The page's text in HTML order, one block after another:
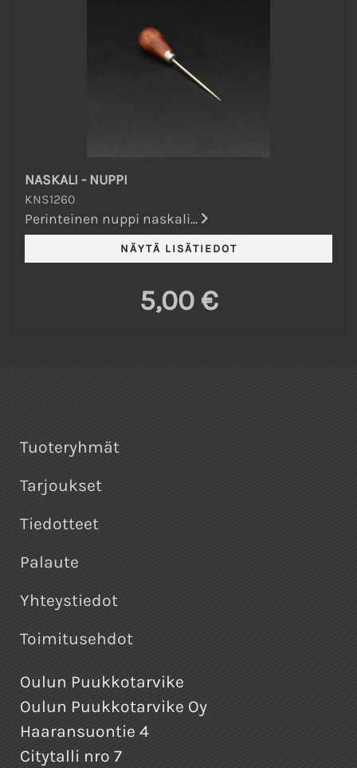
NASKALI - NUPPI
KNS1260
Perinteinen nuppi naskali...
5,00 €
Tuoteryhmät
Tarjoukset
Tiedotteet
Palaute
Yhteystiedot
Toimitusehdot
Oulun Puukkotarvike
Oulun Puukkotarvike Oy
Haaransuontie 4
Citytalli nro 7